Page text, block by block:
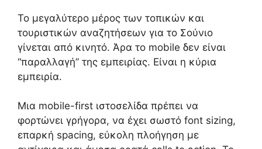
Το μεγαλύτερο μέρος των τοπικών και
τουριστικών αναζητήσεων για το Σούνιο
γίνεται από κινητό. Άρα το mobile δεν είναι
“παραλλαγή” της εμπειρίας. Είναι η κύρια
εμπειρία.
Μια mobile-first ιστοσελίδα πρέπει να
φορτώνει γρήγορα, να έχει σωστό font sizing,
επαρκή spacing, εύκολη πλοήγηση με